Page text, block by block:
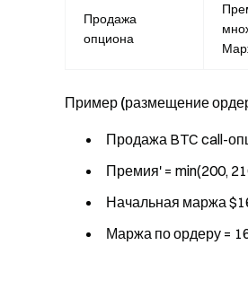
Продажа
опциона
Пример (размещение
Продажа BTC call-
Премия' = min(200,
Начальная маржа
Маржа по ордеру =